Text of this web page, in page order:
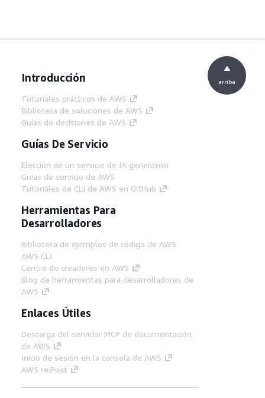
Introducción
Tutoriales prácticos de AWS
Biblioteca de soluciones de AWS
Guías de decisiones de AWS
Guías De Servicio
Elección de un servicio de IA generativa
Guías de servicio de AWS
Tutoriales de CLI de AWS en GitHub
Herramientas Para
Desarrolladores
Biblioteca de ejemplos de código de AWS
AWS CLI
Centro de creadores en AWS
Blog de herramientas para desarrolladores de
AWS
Enlaces Útiles
Descarga del servidor MCP de documentación
de AWS
Inicio de sesión en la consola de AWS
AWS re:Post
arriba